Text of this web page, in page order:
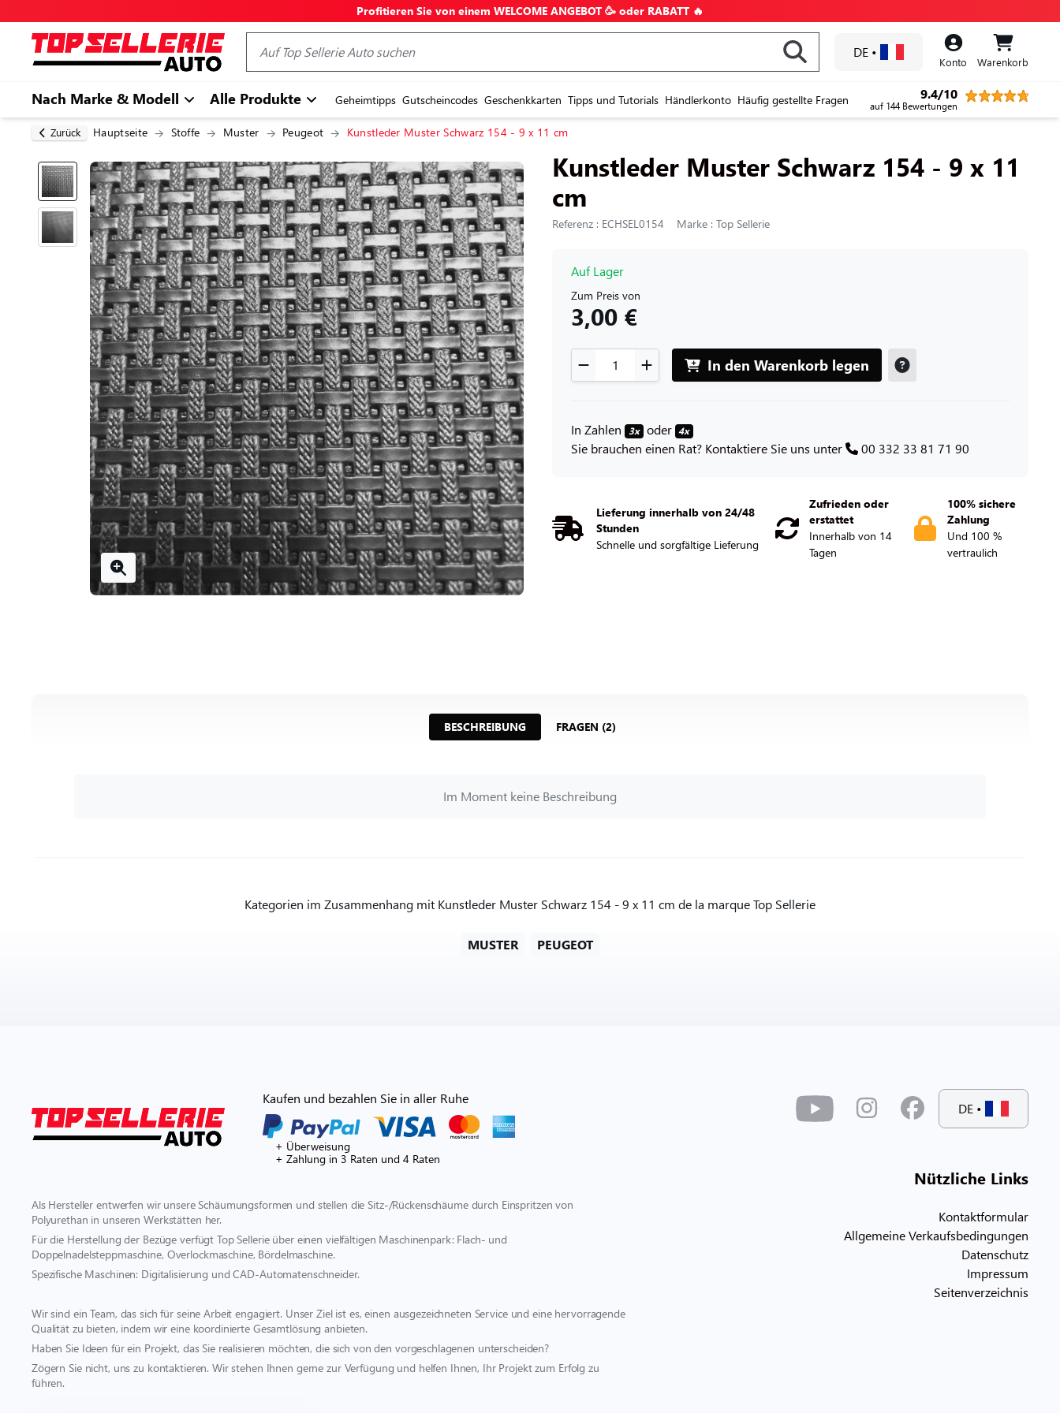
Profitieren Sie von einem WELCOME ANGEBOT 🥳 oder RABATT 🔥
DE •
Konto Warenkorb
Nach Marke & Modell Alle Produkte Geheimtipps Gutscheincodes Geschenkkarten Tipps und Tutorials Händlerkonto Häufig gestellte Fragen 9.4/10
auf 144 Bewertungen
Zurück Hauptseite Stoffe Muster Peugeot Kunstleder Muster Schwarz 154 - 9 x 11 cm
Kunstleder Muster Schwarz 154 - 9 x 11
cm
Referenz : ECHSEL0154 Marke : Top Sellerie
Auf Lager
Zum Preis von
3,00 €
In den Warenkorb legen
In Zahlen 3x oder 4x
Sie brauchen einen Rat? Kontaktiere Sie uns unter 00 332 33 81 71 90
Lieferung innerhalb von 24/48
Stunden
Schnelle und sorgfältige Lieferung
Zufrieden oder
erstattet
Innerhalb von 14
Tagen
100% sichere
Zahlung
Und 100 %
vertraulich
BESCHREIBUNG FRAGEN (2)
Im Moment keine Beschreibung
Kategorien im Zusammenhang mit Kunstleder Muster Schwarz 154 - 9 x 11 cm de la marque Top Sellerie
MUSTER PEUGEOT
Kaufen und bezahlen Sie in aller Ruhe
+ Überweisung
+ Zahlung in 3 Raten und 4 Raten
Als Hersteller entwerfen wir unsere Schäumungsformen und stellen die Sitz-/Rückenschäume durch Einspritzen von
Polyurethan in unseren Werkstätten her.
Für die Herstellung der Bezüge verfügt Top Sellerie über einen vielfältigen Maschinenpark: Flach- und
Doppelnadelsteppmaschine, Overlockmaschine, Bördelmaschine.
Spezifische Maschinen: Digitalisierung und CAD-Automatenschneider.
Wir sind ein Team, das sich für seine Arbeit engagiert. Unser Ziel ist es, einen ausgezeichneten Service und eine hervorragende
Qualität zu bieten, indem wir eine koordinierte Gesamtlösung anbieten.
Haben Sie Ideen für ein Projekt, das Sie realisieren möchten, die sich von den vorgeschlagenen unterscheiden?
Zögern Sie nicht, uns zu kontaktieren. Wir stehen Ihnen gerne zur Verfügung und helfen Ihnen, Ihr Projekt zum Erfolg zu
führen.
DE •
Nützliche Links
Kontaktformular
Allgemeine Verkaufsbedingungen
Datenschutz
Impressum
Seitenverzeichnis